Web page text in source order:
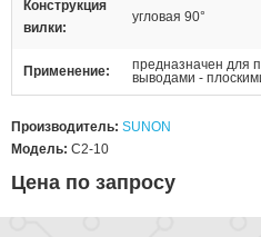
Конструкция
вилки
угловая 90°
Применение
предназначен для
выводами -
Производитель: SUNON
Модель: C2-10
Цена по запросу